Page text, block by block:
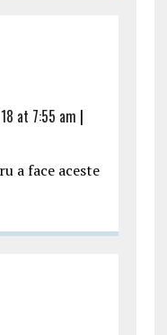
at 7:55 am |
a face aceste